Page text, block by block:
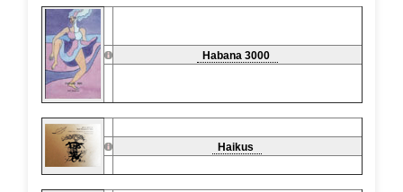
Habana 3000
Haikus